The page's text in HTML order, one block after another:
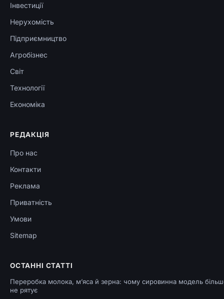
Інвестиції
Нерухомість
Підприємництво
Агробізнес
Світ
Технології
Економіка
РЕДАКЦІЯ
Про нас
Контакти
Реклама
Приватність
Умови
Sitemap
ОСТАННІ СТАТТІ
Переробка молока, м’яса й зерна: чому сировинна модель
не рятує